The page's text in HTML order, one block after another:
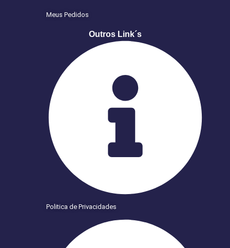
Meus Pedidos
Outros Link´s
Politica de Privacidades